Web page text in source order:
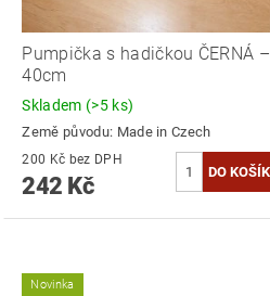
Pumpička s hadičkou ČERNÁ –
40cm
Skladem (>5 ks)
Země původu: Made in Czech
200 Kč bez DPH
242 Kč
Novinka